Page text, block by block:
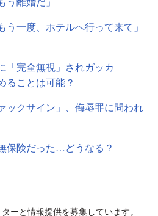
一度、ホテルへ行って来て」
「完全無視」されガッカ
ることは可能？
ックサイン」、侮辱罪に問われ
保険だった…どうなる？
ーと情報提供を募集しています。